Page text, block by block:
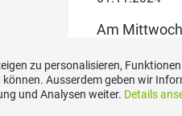
Am
der
engagierten
zu personalisieren,
Ausserdem geben wir
und Analysen weiter. Details